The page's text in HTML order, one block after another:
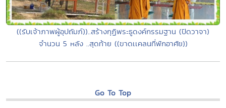
((รับเจ้าภาพผู้อุปถัมภ์))..สร้างกุฏิพระธูดงค์กรรมฐาน (ปิดวาจา)
จำนวน 5 หลัง ..สุดท้าย ((ขาดเเคลนที่พักอาศัย))
Go To Top